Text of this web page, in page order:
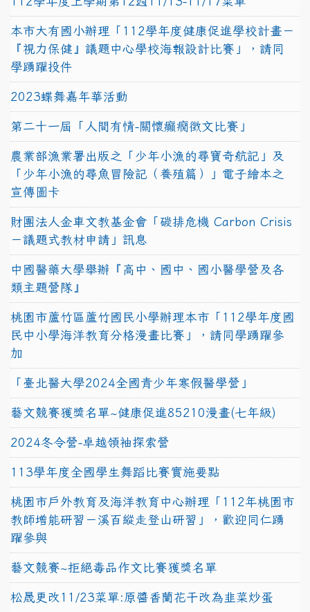
本市大有國小辦理「112學年度健康促進學校計畫－
『視力保健』議題中心學校海報設計比賽」，請同
學踴躍投件
2023蝶舞嘉年華活動
第二十一屆「人間有情-關懷癲癇徵文比賽」
農業部漁業署出版之「少年小漁的尋寶奇航記」及
「少年小漁的尋魚冒險記（養殖篇）」電子繪本之
宣傳圖卡
財團法人金車文教基金會「碳排危機 Carbon Crisis
－議題式教材申請」訊息
中國醫藥大學舉辦『高中、國中、國小醫學營及各
類主題營隊』
桃園市蘆竹區蘆竹國民小學辦理本市「112學年度國
民中小學海洋教育分格漫畫比賽」，請同學踴躍參
加
「臺北醫大學2024全國青少年寒假醫學營」
藝文競賽獲獎名單~健康促進85210漫畫(七年級)
2024冬令營-卓越領袖探索營
113學年度全國學生舞蹈比賽實施要點
桃園市戶外教育及海洋教育中心辦理「112年桃園市
教師增能研習－溪百縱走登山研習」，歡迎同仁踴
躍參與
藝文競賽~拒絕毒品作文比賽獲獎名單
松晟更改11/23菜單:原醬香蘭花干改為韭菜炒蛋